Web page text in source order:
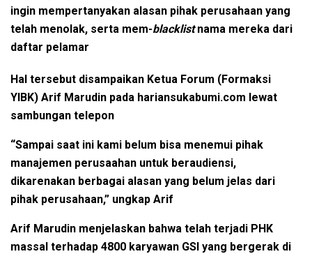
ingin mempertanyakan alasan pihak perusahaan yang
telah menolak, serta mem-blacklistnama mereka dari
daftar pelamar
Hal tersebut disampaikan Ketua Forum (Formaksi
YIBK) Arif Marudin pada hariansukabumi.com lewat
sambungan telepon
“Sampai saat ini kami belum bisa menemui pihak
manajemen perusaahan untuk beraudiensi,
dikarenakan berbagai alasan yang belum jelas dari
pihak perusahaan,” ungkap Arif
Arif Marudin menjelaskan bahwa telah terjadi PHK
massal terhadap 4800 karyawan GSI yang bergerak di